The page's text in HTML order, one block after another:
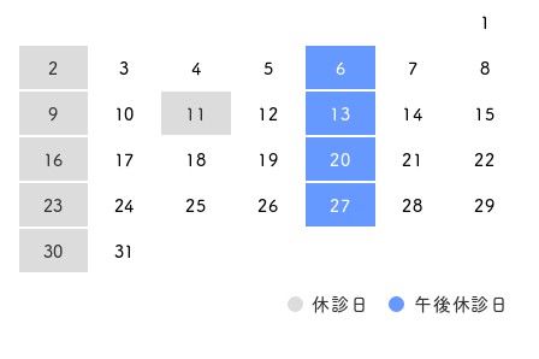
1
2
3 4 5 6 7
8
9
10 11 12 13 14
15
16
17 18 19 20 21
22
23
24 25 26 27 28
29
30
31
● 休診日 ● 午後休診日